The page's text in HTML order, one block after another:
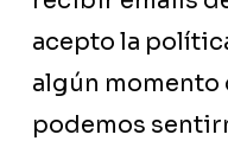
acepto la
algún momento
podemos